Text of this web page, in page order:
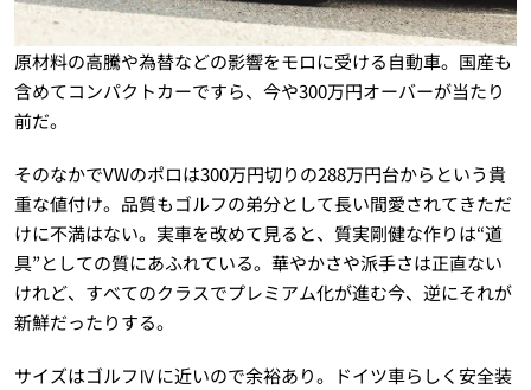
原材料の高騰や為替などの影響をモロに受ける自動車。国産も
含めてコンパクトカーですら、今や300万円オーバーが当たり
前だ。
そのなかでVWのポロは300万円切りの288万円台からという貴
重な値付け。品質もゴルフの弟分として長い間愛されてきただ
けに不満はない。実車を改めて見ると、質実剛健な作りは“道
具”としての質にあふれている。華やかさや派手さは正直ない
けれど、すべてのクラスでプレミアム化が進む今、逆にそれが
新鮮だったりする。
サイズはゴルフⅣに近いので余裕あり。ドイツ車らしく安全装